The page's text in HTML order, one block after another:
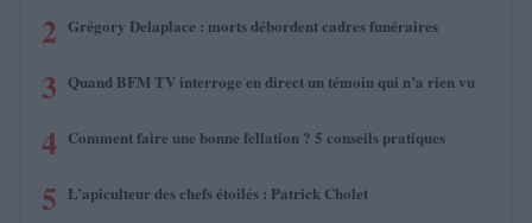
2 Grégory Delaplace : morts débordent cadres funéraires
3 Quand BFM TV interroge en direct un témoin qui n’a rien vu
4 Comment faire une bonne fellation ? 5 conseils pratiques
5 L’apiculteur des chefs étoilés : Patrick Cholet